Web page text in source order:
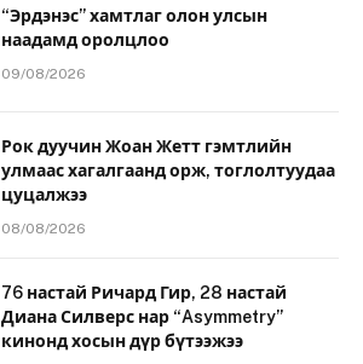
“Эрдэнэс” хамтлаг олон улсын
наадамд оролцлоо
09/08/2026
Рок дуучин Жоан Жетт гэмтлийн
улмаас хагалгаанд орж, тоглолтуудаа
цуцалжээ
08/08/2026
76 настай Ричард Гир, 28 настай
Диана Силверс нар “Asymmetry”
кинонд хосын дүр бүтээжээ